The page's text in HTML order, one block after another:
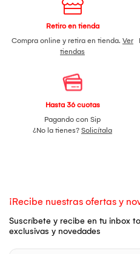
Retiro en tienda
Compra online y retira en tienda. Ver
tiendas
Hasta 36 cuotas
Pagando con Sip
¿No la tienes? Solicítala
¡Recibe nuestras ofertas y
Suscríbete y recibe en tu inbox
exclusivas y novedades